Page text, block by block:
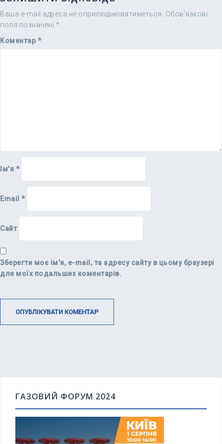
Ваша e-mail адреса не оприлюднюватиметься.
Обов’язкові
поля позначені *
Коментар *
Ім'я *
Email *
Сайт
Зберегти моє ім'я, e-mail, та адресу сайту в цьому браузері
для моїх подальших коментарів.
ГАЗОВИЙ ФОРУМ 2024